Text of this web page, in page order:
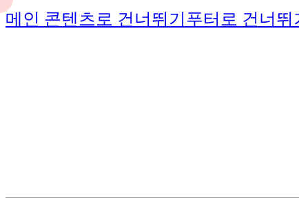
메인 콘텐츠로 건너뛰기 푸터로 건너뛰